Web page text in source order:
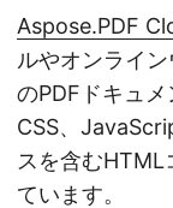
Aspose.PDF
ルやオンライ
のPDFドキュメ
CSS、
スを含むHTML
ています。